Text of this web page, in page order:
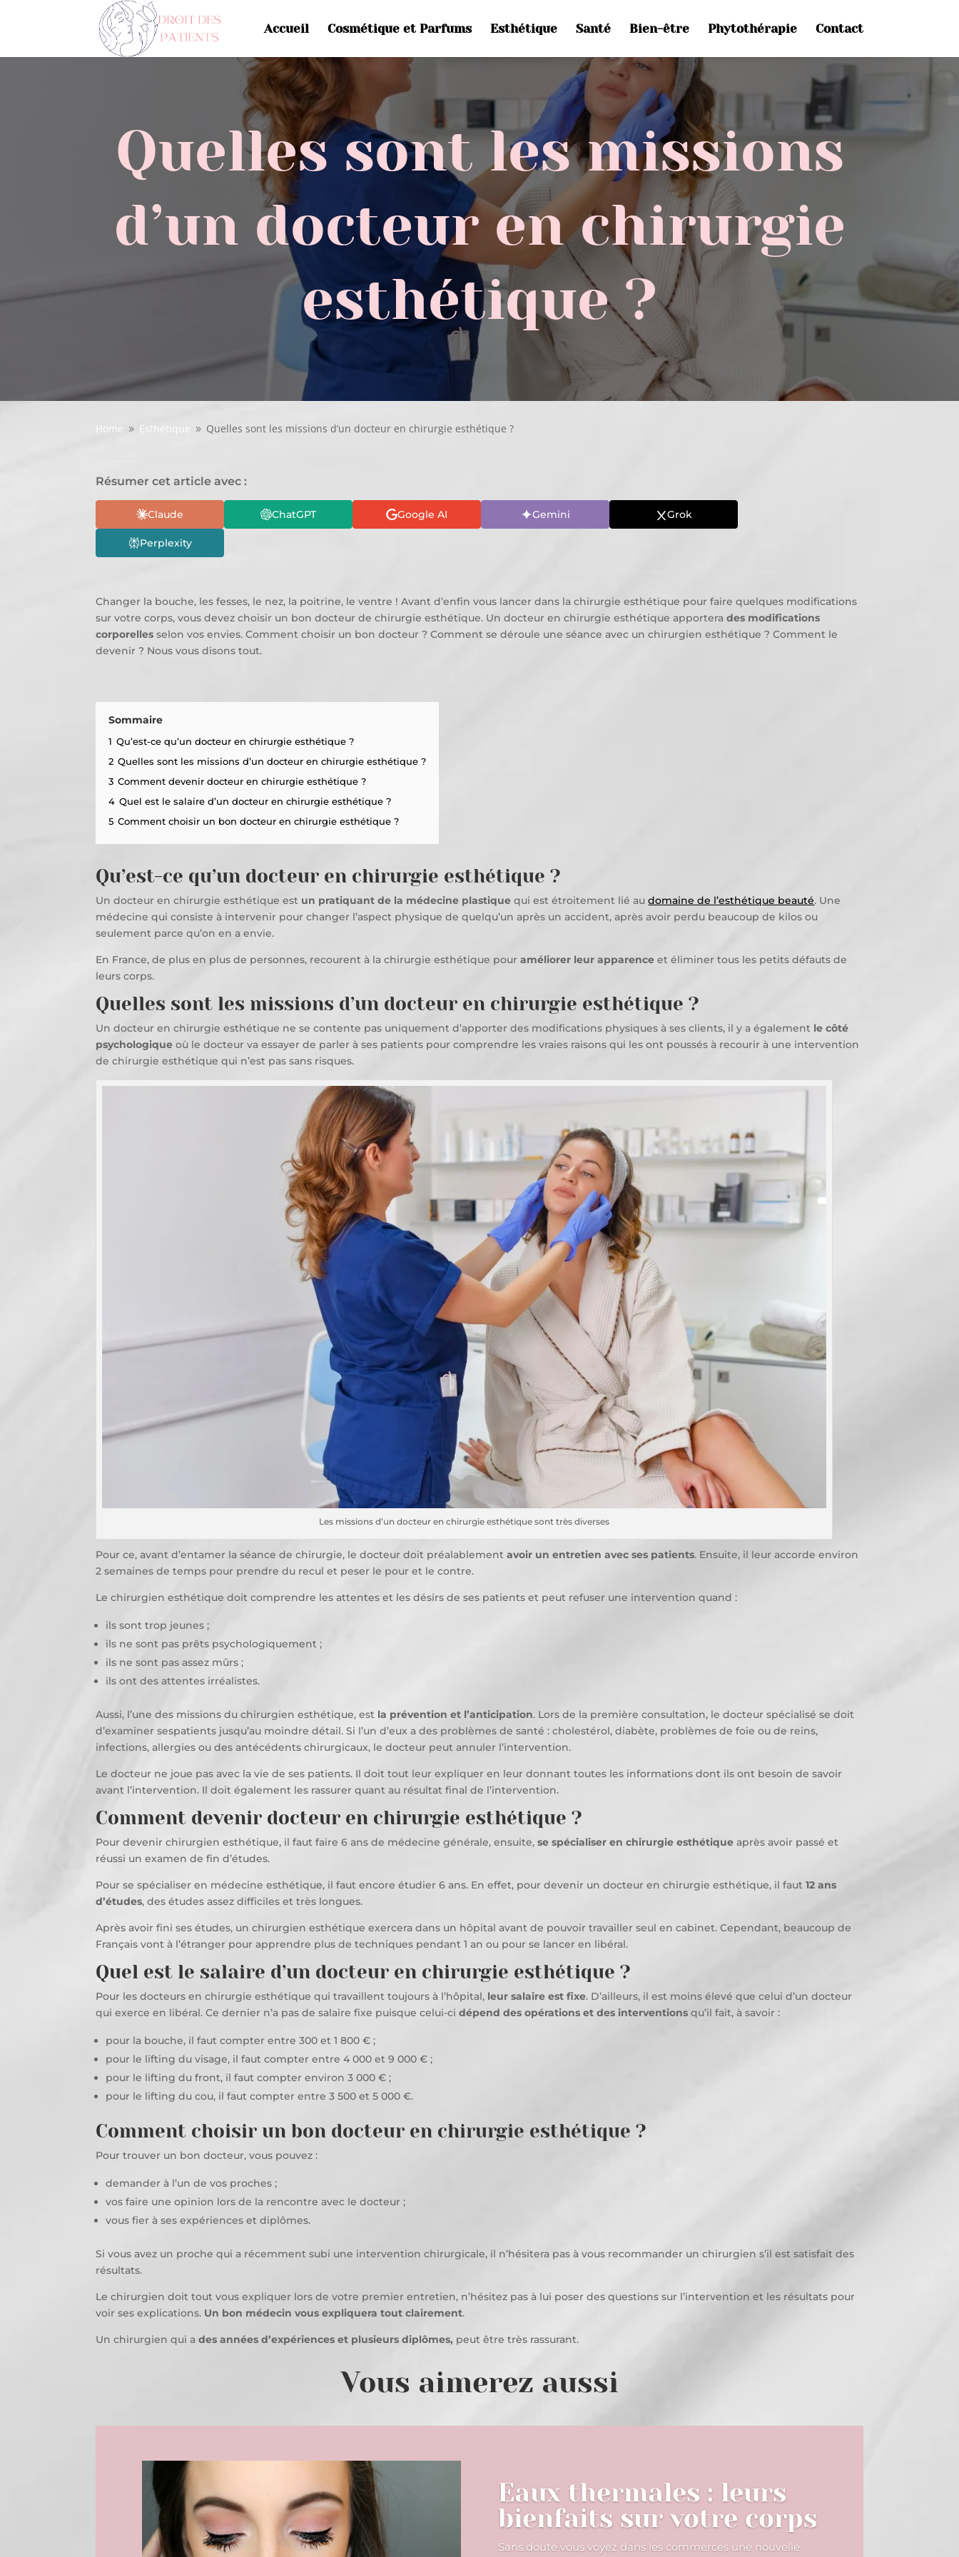
Accueil Cosmétique et Parfums Esthétique Santé Bien-être Phytothérapie Contact
Quelles sont les missions
d’un docteur en chirurgie
esthétique ?
Home 9 Esthétique 9 Quelles sont les missions d’un docteur en chirurgie esthétique ?
Résumer cet article avec :
Claude ChatGPT Google AI Gemini Grok
Perplexity
Changer la bouche, les fesses, le nez, la poitrine, le ventre ! Avant d’enfin vous lancer dans la chirurgie esthétique pour faire quelques modifications
sur votre corps, vous devez choisir un bon docteur de chirurgie esthétique. Un docteur en chirurgie esthétique apportera des modifications
corporelles selon vos envies. Comment choisir un bon docteur ? Comment se déroule une séance avec un chirurgien esthétique ? Comment le
devenir ? Nous vous disons tout.
Sommaire
1 Qu’est-ce qu’un docteur en chirurgie esthétique ?
2 Quelles sont les missions d’un docteur en chirurgie esthétique ?
3 Comment devenir docteur en chirurgie esthétique ?
4 Quel est le salaire d’un docteur en chirurgie esthétique ?
5 Comment choisir un bon docteur en chirurgie esthétique ?
Qu’est-ce qu’un docteur en chirurgie esthétique ?
Un docteur en chirurgie esthétique est un pratiquant de la médecine plastique qui est étroitement lié audomaine de l’esthétique beauté. Une
médecine qui consiste à intervenir pour changer l’aspect physique de quelqu’un après un accident, après avoir perdu beaucoup de kilos ou
seulement parce qu’on en a envie.
En France, de plus en plus de personnes, recourent à la chirurgie esthétique pour améliorer leur apparence et éliminer tous les petits défauts de
leurs corps.
Quelles sont les missions d’un docteur en chirurgie esthétique ?
Un docteur en chirurgie esthétique ne se contente pas uniquement d’apporter des modifications physiques à ses clients, il y a également le côté
psychologique où le docteur va essayer de parler à ses patients pour comprendre les vraies raisons qui les ont poussés à recourir à une intervention
de chirurgie esthétique qui n’est pas sans risques.
Les missions d’un docteur en chirurgie esthétique sont très diverses
Pour ce, avant d’entamer la séance de chirurgie, le docteur doit préalablement avoir un entretien avec ses patients. Ensuite, il leur accorde environ
2 semaines de temps pour prendre du recul et peser le pour et le contre.
Le chirurgien esthétique doit comprendre les attentes et les désirs de ses patients et peut refuser une intervention quand :
ils sont trop jeunes ;
ils ne sont pas prêts psychologiquement ;
ils ne sont pas assez mûrs ;
ils ont des attentes irréalistes.
Aussi, l’une des missions du chirurgien esthétique, est la prévention et l’anticipation. Lors de la première consultation, le docteur spécialisé se doit
d’examiner sespatients jusqu’au moindre détail. Si l’un d’eux a des problèmes de santé : cholestérol, diabète, problèmes de foie ou de reins,
infections, allergies ou des antécédents chirurgicaux, le docteur peut annuler l’intervention.
Le docteur ne joue pas avec la vie de ses patients. Il doit tout leur expliquer en leur donnant toutes les informations dont ils ont besoin de savoir
avant l’intervention. Il doit également les rassurer quant au résultat final de l’intervention.
Comment devenir docteur en chirurgie esthétique ?
Pour devenir chirurgien esthétique, il faut faire 6 ans de médecine générale, ensuite,se spécialiser en chirurgie esthétiqueaprès avoir passé et
réussi un examen de fin d’études.
Pour se spécialiser en médecine esthétique, il faut encore étudier 6 ans. En effet, pour devenir un docteur en chirurgie esthétique, il faut12 ans
d’études, des études assez difficiles et très longues.
Après avoir fini ses études, un chirurgien esthétique exercera dans un hôpital avant de pouvoir travailler seul en cabinet. Cependant, beaucoup de
Français vont à l’étranger pour apprendre plus de techniques pendant 1 an ou pour se lancer en libéral.
Quel est le salaire d’un docteur en chirurgie esthétique ?
Pour les docteurs en chirurgie esthétique qui travaillent toujours à l’hôpital, leur salaire est fixe. D’ailleurs, il est moins élevé que celui d’un docteur
qui exerce en libéral. Ce dernier n’a pas de salaire fixe puisque celui-cidépend des opérations et des interventions qu’il fait, à savoir :
pour la bouche, il faut compter entre 300 et 1 800 € ;
pour le lifting du visage, il faut compter entre 4 000 et 9 000 € ;
pour le lifting du front, il faut compter environ 3 000 € ;
pour le lifting du cou, il faut compter entre 3 500 et 5 000 €.
Comment choisir un bon docteur en chirurgie esthétique ?
Pour trouver un bon docteur, vous pouvez :
demander à l’un de vos proches ;
vos faire une opinion lors de la rencontre avec le docteur ;
vous fier à ses expériences et diplômes.
Si vous avez un proche qui a récemment subi une intervention chirurgicale, il n’hésitera pas à vous recommander un chirurgien s’il est satisfait des
résultats.
Le chirurgien doit tout vous expliquer lors de votre premier entretien, n’hésitez pas à lui poser des questions sur l’intervention et les résultats pour
voir ses explications. Un bon médecin vous expliquera tout clairement.
Un chirurgien qui a des années d’expériences et plusieurs diplômes, peut être très rassurant.
Vous aimerez aussi
Eaux thermales : leurs
bienfaits sur votre corps
Sans doute vous voyez dans les commerces une nouvelle